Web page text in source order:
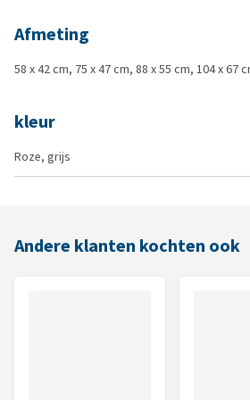
Afmeting
58 x 42 cm, 75 x 47 cm, 88 x 55 cm, 104 x 67
kleur
Roze, grijs
Andere klanten kochten ook